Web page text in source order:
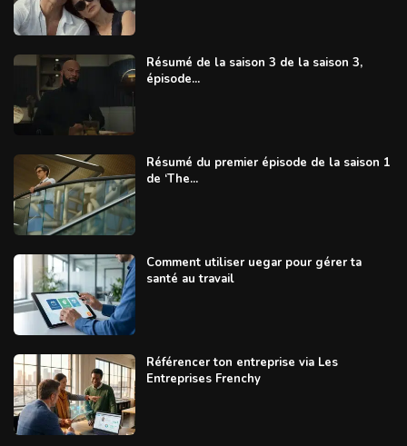
Résumé de la saison 3 de la saison 3,
épisode...
Résumé du premier épisode de la saison 1
de ‘The...
Comment utiliser uegar pour gérer ta
santé au travail
Référencer ton entreprise via Les
Entreprises Frenchy